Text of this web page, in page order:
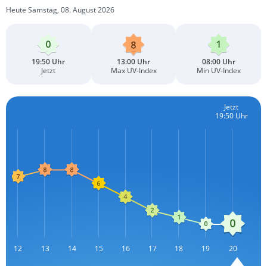
Heute Samstag, 08. August 2026
19:50 Uhr
Jetzt
13:00 Uhr
Max UV-Index
08:00 Uhr
Min UV-Index
Jetzt
19:50 Uhr
12 13 14 15 16 17 18 19 20